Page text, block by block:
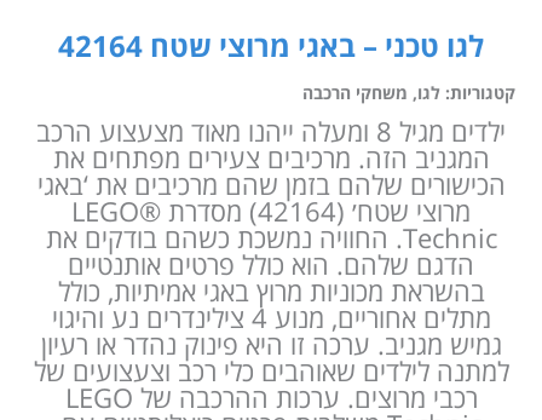
לגו טכני – באגי מרוצי שטח 42164
קטגוריות: לגו, משחקי הרכבה
ילדים מגיל 8 ומעלה ייהנו מאוד מצעצוע הרכב
המגניב הזה. מרכיבים צעירים מפתחים את
הכישורים שלהם בזמן שהם מרכיבים את ‘באגי
מרוצי שטח׳ (42164) מסדרת LEGO®
Technic. החוויה נמשכת כשהם בודקים את
הדגם שלהם. הוא כולל פרטים אותנטיים
בהשראת מכוניות מרוץ באגי אמיתיות, כולל
מתלים אחוריים, מנוע 4 צילינדרים נע והיגוי
גמיש מגניב. ערכה זו היא פינוק נהדר או רעיון
למתנה לילדים שאוהבים כלי רכב וצעצועים של
רכבי מרוצים. ערכות ההרכבה של LEGO